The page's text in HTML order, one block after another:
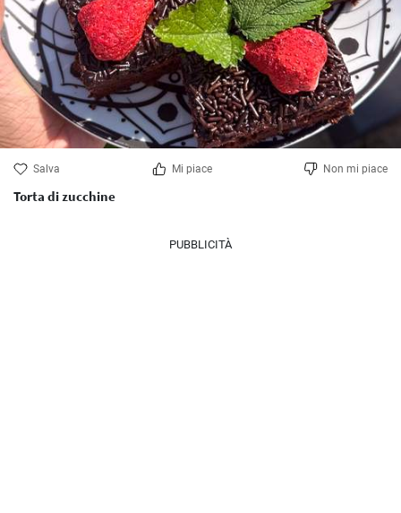
Salva Mi piace Non mi piace
Torta di zucchine
PUBBLICITÀ